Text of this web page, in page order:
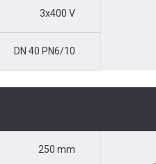
3x400 V
DN 40 PN6/10
250 mm